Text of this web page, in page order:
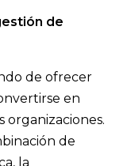
pregunta central:
cambiando de
del mundo
de
de ofrecer
en
organizaciones.
de
la